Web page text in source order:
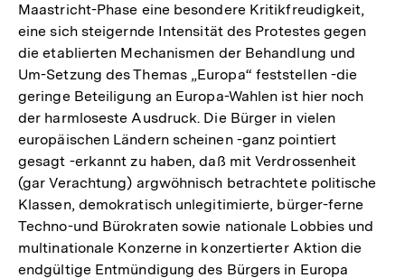
Maastricht-Phase eine besondere Kritikfreudigkeit,
eine sich steigernde Intensität des Protestes gegen
die etablierten Mechanismen der Behandlung und
Um-Setzung des Themas „Europa“ feststellen -die
geringe Beteiligung an Europa-Wahlen ist hier noch
der harmloseste Ausdruck. Die Bürger in vielen
europäischen Ländern scheinen -ganz pointiert
gesagt -erkannt zu haben, daß mit Verdrossenheit
(gar Verachtung) argwöhnisch betrachtete politische
Klassen, demokratisch unlegitimierte, bürger-ferne
Techno-und Bürokraten sowie nationale Lobbies und
multinationale Konzerne in konzertierter Aktion die
endgültige Entmündigung des Bürgers in Europa